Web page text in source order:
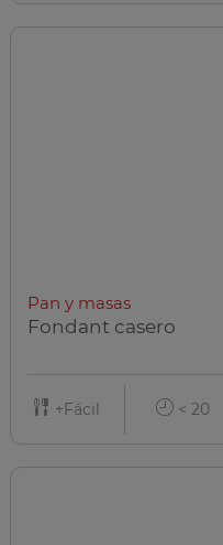
Pan y masas
Fondant casero
+Fácil < 20